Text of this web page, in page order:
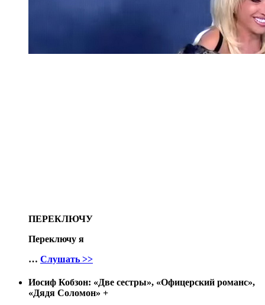
ПЕРЕКЛЮЧУ
Переключу я
… Слушать >>
Иосиф Кобзон: «Две сестры», «Офицерский романс»,
«Дядя Соломон» +